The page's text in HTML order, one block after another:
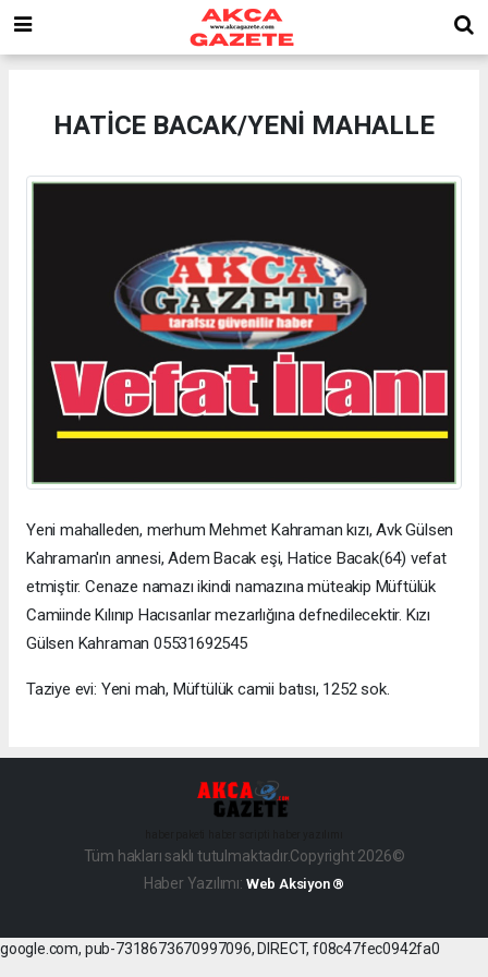
HATİCE BACAK/YENİ MAHALLE
Yeni mahalleden, merhum Mehmet Kahraman kızı, Avk Gülsen
Kahraman'ın annesi, Adem Bacak eşi, Hatice Bacak(64) vefat
etmiştir. Cenaze namazı ikindi namazına müteakip Müftülük
Camiinde Kılınıp Hacısarılar mezarlığına defnedilecektir. Kızı
Gülsen Kahraman 05531692545
Taziye evi: Yeni mah, Müftülük camii batısı, 1252 sok.
Tüm hakları saklı tutulmaktadır.Copyright 2026©
Haber Yazılımı: Web Aksiyon ®
google.com, pub-7318673670997096, DIRECT, f08c47fec0942fa0